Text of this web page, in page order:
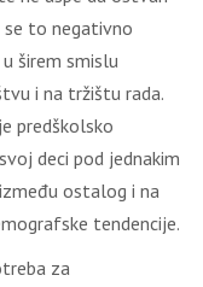
se to negativno
širem smislu
i na tržištu rada.
predškolsko
deci pod jednakim
ostalog i na
tendencije.
za